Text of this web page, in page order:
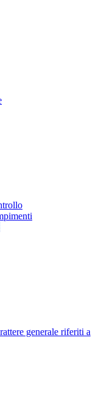
generale riferiti a